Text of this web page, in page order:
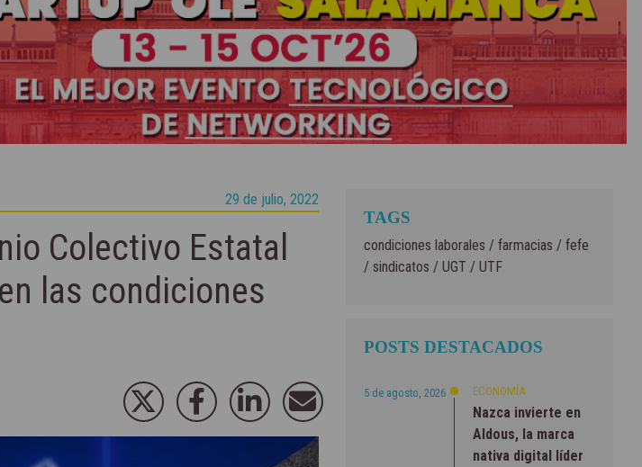
29 de julio, 2022
Colectivo Estatal
las condiciones
TAGS
condiciones laborales /farmacias /fefe
/sindicatos /UGT /UTF
POSTS DESTACADOS
5 de agosto, 2026 ECONOMÍA
Nazca invierte en
Aldous, la marca
nativa digital líder